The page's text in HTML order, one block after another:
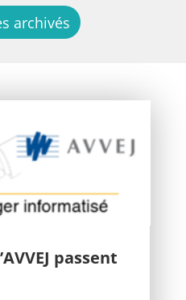
archivés
passent